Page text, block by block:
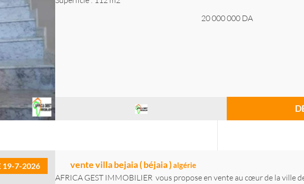
20 000 000 DA
19-7-2026 vente villa bejaia ( béjaia )algérie
AFRICA GEST IMMOBILIER vous propose en vente au cœur de la ville